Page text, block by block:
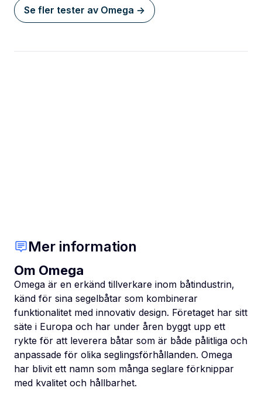
Se fler tester av Omega ->
Mer information
Om Omega
Omega är en erkänd tillverkare inom båtindustrin,
känd för sina segelbåtar som kombinerar
funktionalitet med innovativ design. Företaget har sitt
säte i Europa och har under åren byggt upp ett
rykte för att leverera båtar som är både pålitliga och
anpassade för olika seglingsförhållanden. Omega
har blivit ett namn som många seglare förknippar
med kvalitet och hållbarhet.